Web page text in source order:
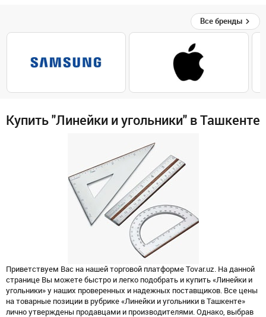
Все бренды
Купить "Линейки и угольники" в Ташкенте
Приветствуем Вас на нашей торговой платформе Tovar.uz. На данной
странице Вы можете быстро и легко подобрать и купить «Линейки и
угольники» у наших проверенных и надежных поставщиков. Все цены
на товарные позиции в рубрике «Линейки и угольники в Ташкенте»
лично утверждены продавцами и производителями. Однако, выбрав